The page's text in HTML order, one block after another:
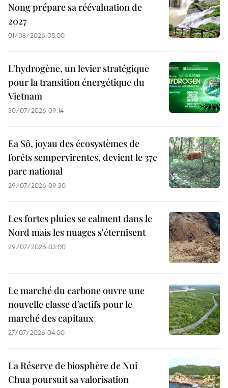
Nong prépare sa réévaluation de
2027
01/08/2026 05:00
L’hydrogène, un levier stratégique
pour la transition énergétique du
Vietnam
30/07/2026 09:14
Ea Sô, joyau des écosystèmes de
forêts sempervirentes, devient le 37e
parc national
29/07/2026 09:30
Les fortes pluies se calment dans le
Nord mais les nuages s'éternisent
29/07/2026 03:00
Le marché du carbone ouvre une
nouvelle classe d’actifs pour le
marché des capitaux
27/07/2026 04:00
La Réserve de biosphère de Nui
Chua poursuit sa valorisation